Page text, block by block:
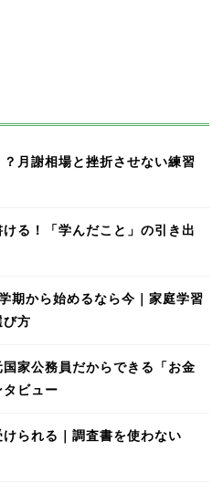
月謝相場と挫折させない練習
る！「学んだこと」の引き出
期から始めるなら今｜家庭学習
び方
家公務員だからできる「お金
ビュー
られる｜調査書を使わない